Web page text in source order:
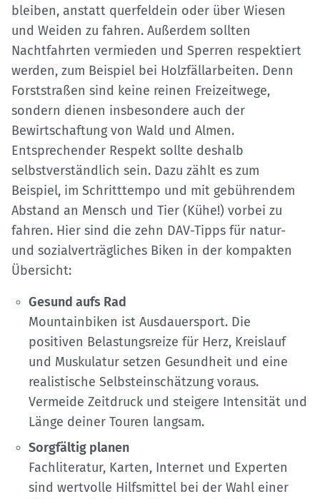
bleiben, anstatt querfeldein oder über Wiesen
und Weiden zu fahren. Außerdem sollten
Nachtfahrten vermieden und Sperren respektiert
werden, zum Beispiel bei Holzfällarbeiten. Denn
Forststraßen sind keine reinen Freizeitwege,
sondern dienen insbesondere auch der
Bewirtschaftung von Wald und Almen.
Entsprechender Respekt sollte deshalb
selbstverständlich sein. Dazu zählt es zum
Beispiel, im Schritttempo und mit gebührendem
Abstand an Mensch und Tier (Kühe!) vorbei zu
fahren. Hier sind die zehn DAV-Tipps für natur-
und sozialverträgliches Biken in der kompakten
Übersicht:
Gesund aufs Rad
Mountainbiken ist Ausdauersport. Die
positiven Belastungsreize für Herz, Kreislauf
und Muskulatur setzen Gesundheit und eine
realistische Selbsteinschätzung voraus.
Vermeide Zeitdruck und steigere Intensität und
Länge deiner Touren langsam.
Sorgfältig planen
Fachliteratur, Karten, Internet und Experten
sind wertvolle Hilfsmittel bei der Wahl einer